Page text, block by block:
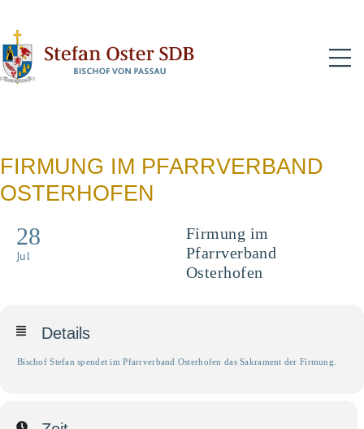
FIRMUNG IM PFARRVERBAND
OSTERHOFEN
28
Jul
Firmung im
Pfarrverband
Osterhofen
Details
Bischof Stefan spendet im Pfarrverband Osterhofen das Sakrament der Firmung.